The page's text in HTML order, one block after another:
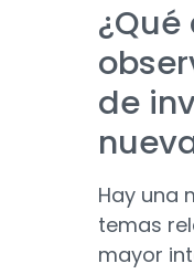
de
Hay una
temas
mayor